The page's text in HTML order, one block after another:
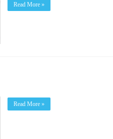
Read More »
Read More »